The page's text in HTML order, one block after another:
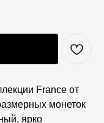
France от
монеток
ярко